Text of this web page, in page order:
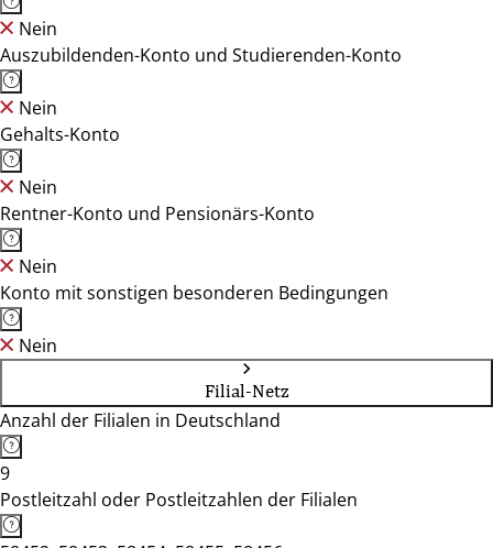
Nein
Auszubildenden-Konto und Studierenden-Konto
Nein
Gehalts-Konto
Nein
Rentner-Konto und Pensionärs-Konto
Nein
Konto mit sonstigen besonderen Bedingungen
Nein
Filial-Netz
Anzahl der Filialen in Deutschland
9
Postleitzahl oder Postleitzahlen der Filialen